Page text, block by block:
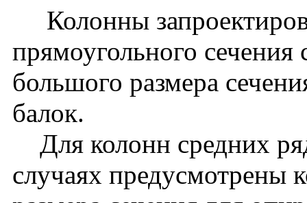
Колонны
прямоугольного сечения
большого размера
балок.
Для колонн средних
случаях предусмотрены